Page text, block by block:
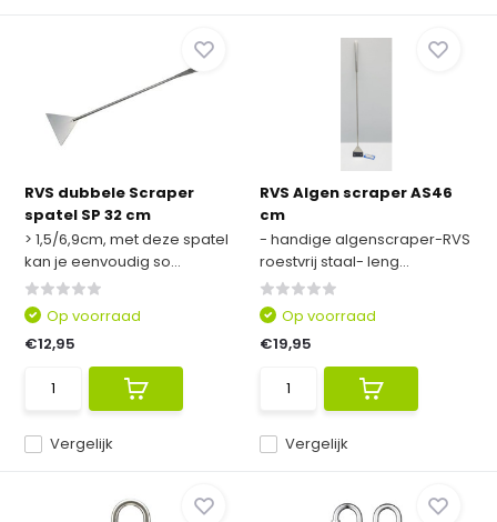
RVS dubbele Scraper
spatel SP 32 cm
> 1,5/6,9cm, met deze spatel
kan je eenvoudig so...
Vergelijk
Op voorraad
€12,95
RVS Algen scraper AS46
cm
- handige algenscraper-RVS
roestvrij staal- leng...
Vergelijk
Op voorraad
€19,95